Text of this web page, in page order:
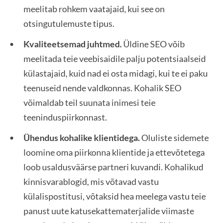
meelitab rohkem vaatajaid, kui see on
otsingutulemuste tipus.
Kvaliteetsemad juhtmed.Üldine SEO võib
meelitada teie veebisaidile palju potentsiaalseid
külastajaid, kuid nad ei osta midagi, kui te ei paku
teenuseid nende valdkonnas. Kohalik SEO
võimaldab teil suunata inimesi teie
teeninduspiirkonnast.
Ühendus kohalike klientidega.Oluliste sidemete
loomine oma piirkonna klientide ja ettevõtetega
loob usaldusväärse partneri kuvandi. Kohalikud
kinnisvarablogid, mis võtavad vastu
külalispostitusi, võtaksid hea meelega vastu teie
panust uute katusekattematerjalide viimaste